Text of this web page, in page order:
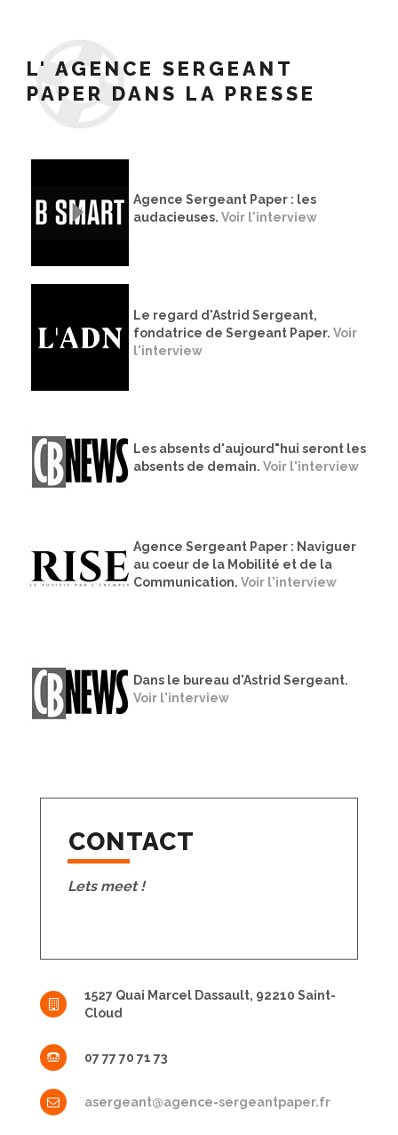
L' AGENCE SERGEANT
PAPER DANS LA PRESSE
Agence Sergeant Paper : les
audacieuses. Voir l'interview
Le regard d'Astrid Sergeant,
fondatrice de Sergeant Paper. Voir
l'interview
Les absents d'aujourd"hui seront les
absents de demain. Voir l'interview
Agence Sergeant Paper : Naviguer
au coeur de la Mobilité et de la
Communication. Voir l'interview
Dans le bureau d'Astrid Sergeant.
Voir l'interview
CONTACT
Lets meet !
1527 Quai Marcel Dassault, 92210 Saint-
Cloud
07 77 70 71 73
asergeant@agence-sergeantpaper.fr